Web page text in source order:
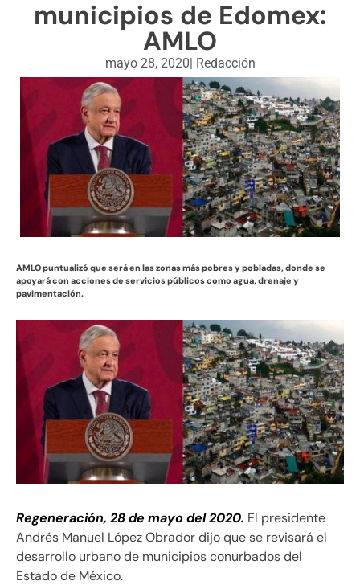
municipios de Edomex:
AMLO
mayo 28, 2020| Redacción
AMLO puntualizó que será en las zonas más pobres y pobladas, donde se
apoyará con acciones de servicios públicos como agua, drenaje y
pavimentación.
Regeneración, 28 de mayo del 2020. El presidente
Andrés Manuel López Obrador dijo que se revisará el
desarrollo urbano de municipios conurbados del
Estado de México.